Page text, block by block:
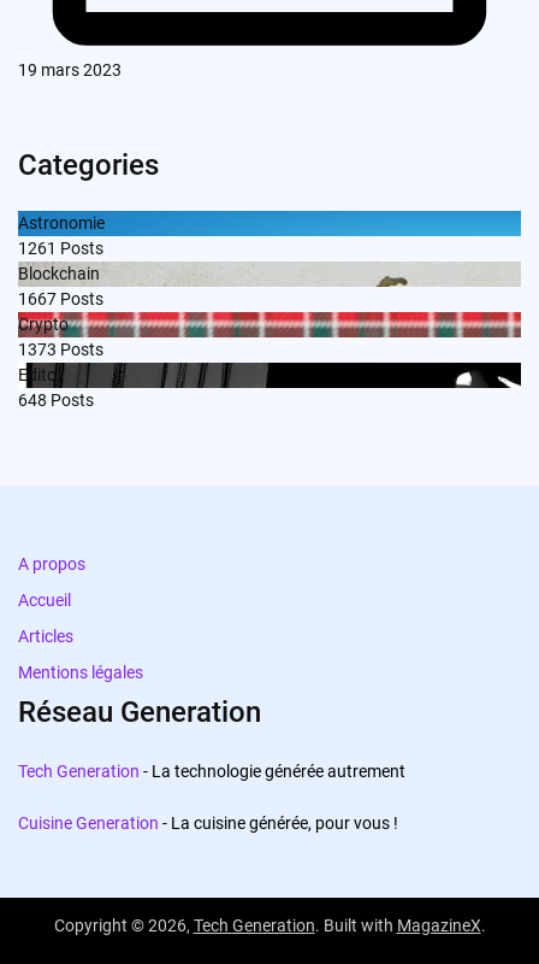
19 mars 2023
Categories
Astronomie
1261 Posts
Blockchain
1667 Posts
Crypto
1373 Posts
Edito
648 Posts
A propos
Accueil
Articles
Mentions légales
Réseau Generation
Tech Generation - La technologie générée autrement
Cuisine Generation - La cuisine générée, pour vous !
Copyright © 2026, Tech Generation. Built with MagazineX.